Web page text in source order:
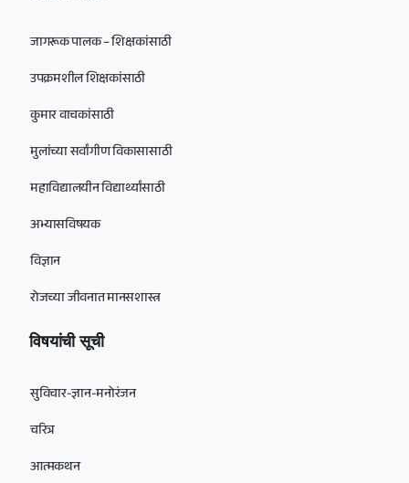
जागरूक पालक – शिक्षकांसाठी
उपक्रमशील शिक्षकांसाठी
कुमार वाचकांसाठी
मुलांच्या सर्वांगीण विकासासाठी
महाविद्यालयीन विद्यार्थ्यांसाठी
अभ्यासविषयक
विज्ञान
रोजच्या जीवनात मानसशास्त्र
विषयांची सूची
सुविचार-ज्ञान-मनोरंजन
चरित्र
आत्मकथन